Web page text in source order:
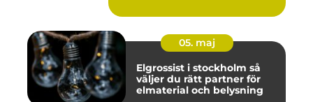
05. maj
Elgrossist i stockholm så
väljer du rätt partner för
elmaterial och belysning